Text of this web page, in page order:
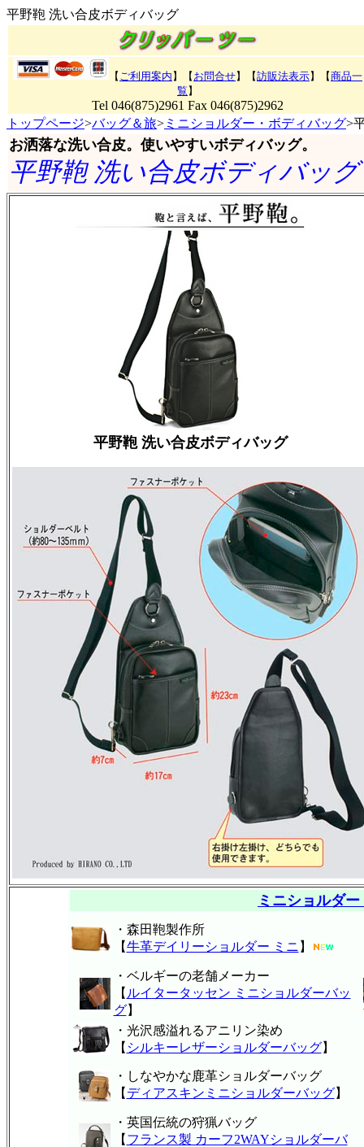
平野鞄 洗い合皮ボディバッグ
【 ご利用案内 】【 お問合せ】【訪販法表示】 【商品一
覧 】
Tel 046(875)2961 Fax 046(875)2962
トップページ>バッグ＆旅> ミニショルダー・ボディバッグ>
お洒落な洗い合皮。使いやすいボディバッグ。
平野鞄 洗い合皮ボディバッグ
平野鞄 洗い合皮ボディバッグ
ミニショルダ
・森田鞄製作所
【牛革デイリーショルダー ミニ 】
・ベルギーの老舗メーカー
【 ルイタータッセン ミニショルダーバッ
グ】
・光沢感溢れるアニリン染め
【 シルキーレザーショルダーバッグ】
・しなやかな鹿革ショルダーバッグ
【 ディアスキンミニショルダーバッグ】
・英国伝統の狩猟バッグ
【 フランス製 カーフ2WAYショルダーバ